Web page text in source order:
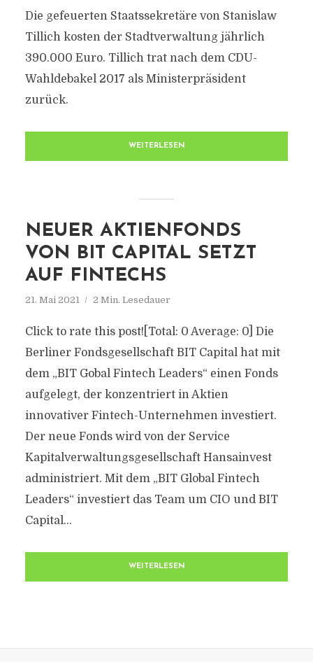
Die gefeuerten Staatssekretäre von Stanislaw
Tillich kosten der Stadtverwaltung jährlich
390.000 Euro. Tillich trat nach dem CDU-
Wahldebakel 2017 als Ministerpräsident
zurück.
WEITERLESEN
NEUER AKTIENFONDS
VON BIT CAPITAL SETZT
AUF FINTECHS
21. Mai 2021 2 Min. Lesedauer
Click to rate this post![Total: 0 Average: 0] Die
Berliner Fondsgesellschaft BIT Capital hat mit
dem „BIT Gobal Fintech Leaders“ einen Fonds
aufgelegt, der konzentriert in Aktien
innovativer Fintech-Unternehmen investiert.
Der neue Fonds wird von der Service
Kapitalverwaltungsgesellschaft Hansainvest
administriert. Mit dem „BIT Global Fintech
Leaders“ investiert das Team um CIO und BIT
Capital...
WEITERLESEN